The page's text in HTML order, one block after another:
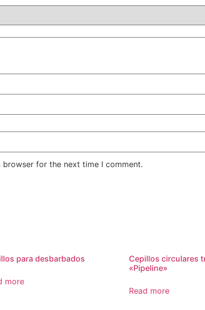
browser for the next time I comment.
para desbarbados
more
Cepillos circulares
«Pipeline»
Read more